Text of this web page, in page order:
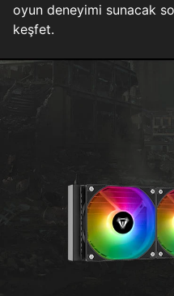
oyun deneyimi sunacak
keşfet.